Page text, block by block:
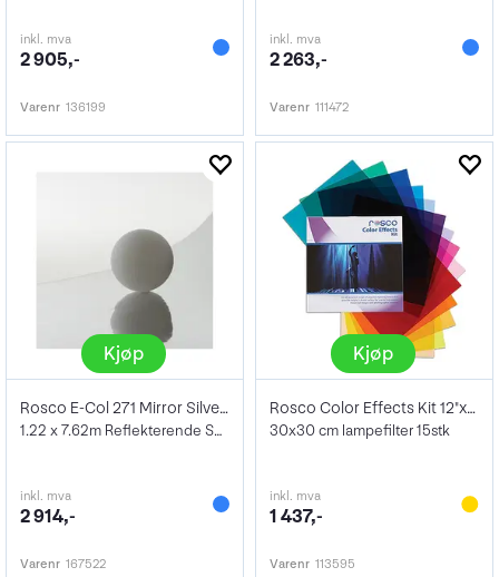
inkl. mva
2 905,-
Varenr 136199
inkl. mva
2 263,-
Varenr 111472
Kjøp
Rosco E-Col 271 Mirror Silver Rull
1.22 x 7.62m Reflekterende Sølv
inkl. mva
2 914,-
Varenr 167522
Kjøp
Rosco Color Effects Kit 12"x12"
30x30 cm lampefilter 15stk
inkl. mva
1 437,-
Varenr 113595